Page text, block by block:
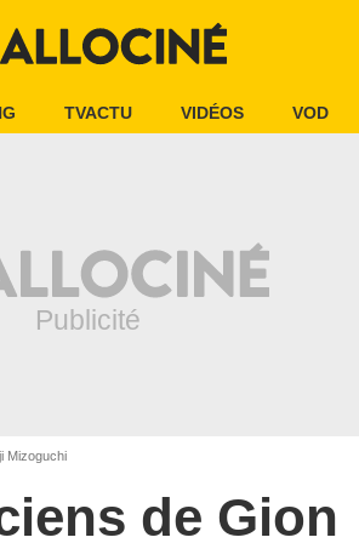
TVACTU VIDÉOS VOD
Mizoguchi
de Gion